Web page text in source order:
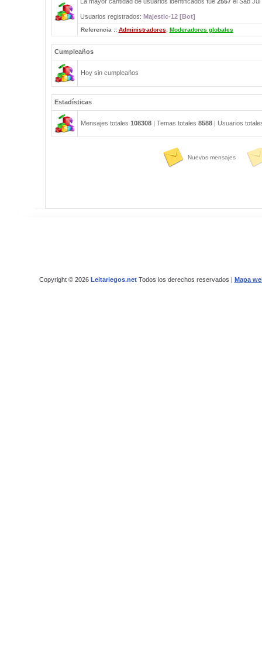
Usuarios registrados: Majestic-12 [Bot]
Referencia :: Administradores Moderadores globales
Cumpleaños
Hoy sin cumpleaños
Estadísticas
Mensajes totales 108308| Temas totales 8588| Usuarios
Nuevos mensajes
Copyright © 2026 Leitariegos.netTodos los derechos reservados | Mapa